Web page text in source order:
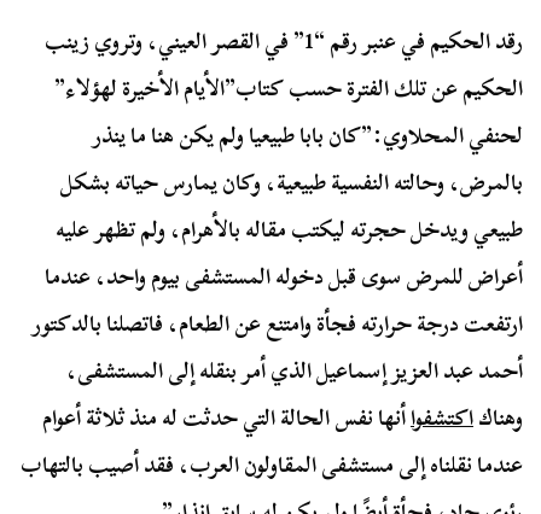
رقد الحكيم في عنبر رقم “1” في القصر العيني، وتروي زينب
الحكيم عن تلك الفترة حسب كتاب”الأيام الأخيرة لهؤلاء”
لحنفي المحلاوي:”كان بابا طبيعيا ولم يكن هنا ما ينذر
بالمرض، وحالته النفسية طبيعية، وكان يمارس حياته بشكل
طبيعي ويدخل حجرته ليكتب مقاله بالأهرام، ولم تظهر عليه
أعراض للمرض سوى قبل دخوله المستشفى بيوم واحد، عندما
ارتفعت درجة حرارته فجأة وامتنع عن الطعام، فاتصلنا بالدكتور
أحمد عبد العزيز إسماعيل الذي أمر بنقله إلى المستشفى،
وهناكاكتشفواأنها نفس الحالة التي حدثت له منذ ثلاثة أعوام
عندما نقلناه إلى مستشفى المقاولون العرب، فقد أصيب بالتهاب